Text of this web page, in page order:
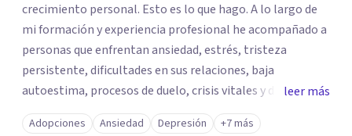
crecimiento personal. Esto es lo que hago. A lo largo de
mi formación y experiencia profesional he acompañado a
personas que enfrentan ansiedad, estrés, tristeza
persistente, dificultades en sus relaciones, baja
autoestima, procesos de duelo, crisis vitales y desafíos
relacionados con la adaptación a nuevas etapas de la vida.
Mi enfoque se basa en la escucha empática, el respeto por
leer más
Adopciones Ansiedad Depresión +7 más